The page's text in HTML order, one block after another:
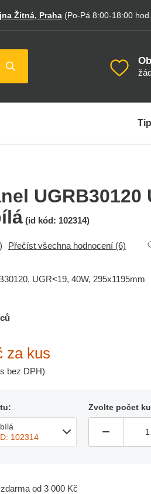
Žitná, Praha (Po-Pá 8:00-18:00 hod.
UGRB30120
(id kód: 102314)
Přečíst všechna hodnocení (6)
UGR<19, 40W, 295x1195mm
za kus
bez DPH)
102314
Zvolte počet
od 3 000 Kč